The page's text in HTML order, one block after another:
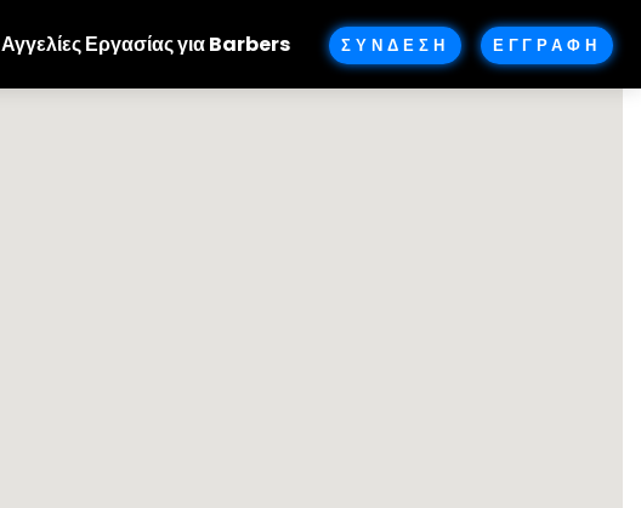
Αγγελίες Εργασίας για Barbers ΣΥΝΔΕΣΗ ΕΓΓΡΑΦΗ